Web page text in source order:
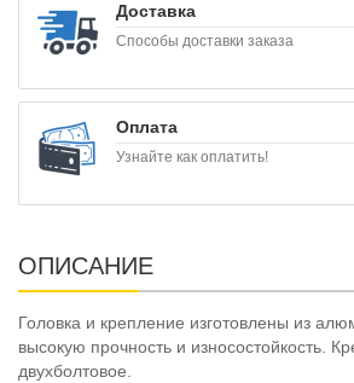
Доставка
Способы доставки заказа
Оплата
Узнайте как оплатить!
ОПИСАНИЕ
Головка и крепление изготовлены из
высокую прочность и износостойкость.
двухболтовое.